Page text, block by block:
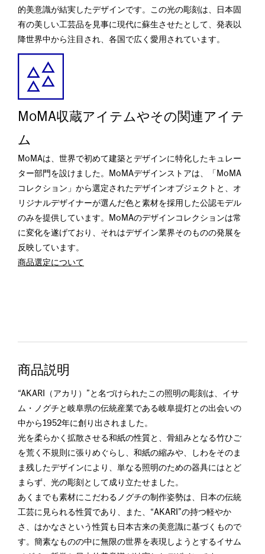
的美意識が結実したデザインです。この光の彫刻は、日本固
有の美しい工芸品を見事に現代に蘇生させたとして、発表以
降世界中から注目され、各国で広く愛用されています。
MoMA収蔵アイテムやその関連アイテ
ム
MoMAは、世界で初めて建築とデザインに特化したキュレー
ター部門を設けました。MoMAデザインストアは、「MoMA
コレクション」から選定されたデザインオブジェクトと、オ
リジナルデザイナーが選んだ色と素材を採用した公認モデル
のみを提供しています。MoMAのデザインコレクションは常
に変化を遂げており、それはデザイン業界そのものの発展を
反映しています。
商品選定について
商品説明
“AKARI（アカリ）”と名づけられたこの照明の彫刻は、イサ
ム・ノグチと岐阜県の伝統産業である岐阜提灯との出会いの
中から1952年に創り出されました。
光を柔らかく拡散させる和紙の性質と、骨組みとなる竹ひご
を荒く不規則に張りめぐらし、和紙の縮みや、しわをそのま
ま残したデザインにより、単なる照明のための器具にはとど
まらず、光の彫刻として成り立たせました。
あくまでも素材にこだわるノグチの制作姿勢は、日本の伝統
工芸に見られる性質であり、また、“AKARI”の持つ軽やか
さ、はかなさという性質も日本古来の美意識に基づくもので
す。簡素なものの中に無限の世界を表現しようとするイサム